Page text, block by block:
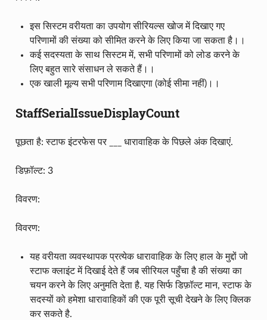
इस सिस्टम वरीयता का उपयोग सीरियल्स खोज में दिखाए गए
परिणामों की संख्या को सीमित करने के लिए किया जा सकता है।।
कई सदस्यता के साथ सिस्टम में, सभी परिणामों को लोड करने के
लिए बहुत सारे संसाधन ले सकते हैं।।
एक खाली मूल्य सभी परिणाम दिखाएगा (कोई सीमा नहीं)।।
StaffSerialIssueDisplayCount
पूछता है: स्टाफ इंटरफेस पर ___ धारावाहिक के पिछले अंक दिखाएं.
डिफ़ॉल्ट: 3
विवरण:
विवरण:
यह वरीयता व्यवस्थापक प्रत्येक धारावाहिक के लिए हाल के मुद्दों जो
स्टाफ क्लाइंट में दिखाई देते हैं जब सीरियल पहुँचा है की संख्या का
चयन करने के लिए अनुमति देता है. यह सिर्फ डिफ़ॉल्ट मान, स्टाफ के
सदस्यों को हमेशा धारावाहिकों की एक पूरी सूची देखने के लिए क्लिक
कर सकते है.